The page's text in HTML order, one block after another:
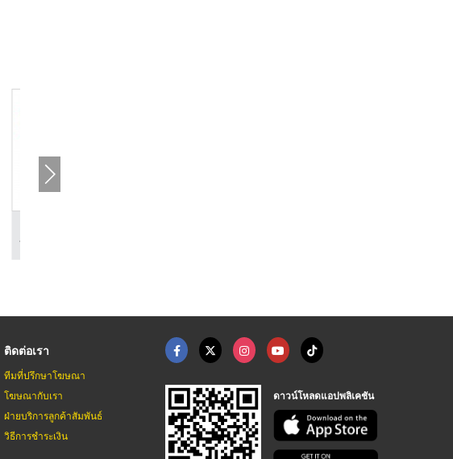
ติดต่อเรา
ทีมที่ปรึกษาโฆษณา
โฆษณากับเรา
ฝ่ายบริการลูกค้าสัมพันธ์
วิธีการชำระเงิน
ดาวน์โหลดแอปพลิเคชัน